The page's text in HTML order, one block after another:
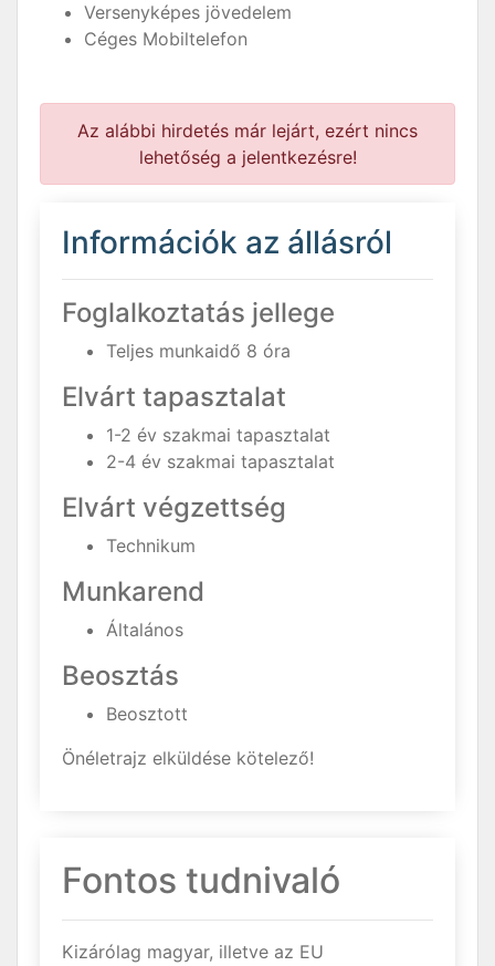
Versenyképes jövedelem
Céges Mobiltelefon
Az alábbi hirdetés már lejárt, ezért nincs
lehetőség a jelentkezésre!
Információk az állásról
Foglalkoztatás jellege
Teljes munkaidő 8 óra
Elvárt tapasztalat
1-2 év szakmai tapasztalat
2-4 év szakmai tapasztalat
Elvárt végzettség
Technikum
Munkarend
Általános
Beosztás
Beosztott
Önéletrajz elküldése kötelező!
Fontos tudnivaló
Kizárólag magyar, illetve az EU